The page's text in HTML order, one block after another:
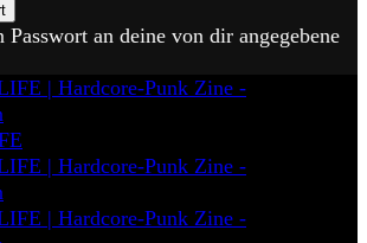
an deine von dir angegebene